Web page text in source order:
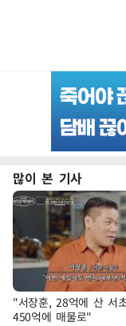
많이 본 기사
"서장훈, 28억에 산 서
450억에 매물로"